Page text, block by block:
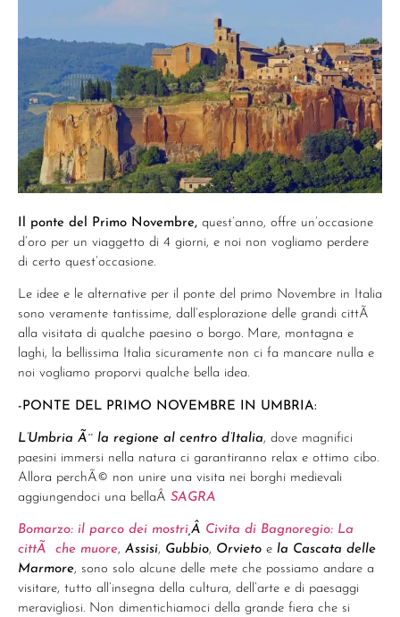
Il ponte del Primo Novembre, quest’anno, offre un’occasione
d’oro per un viaggetto di 4 giorni, e noi non vogliamo perdere
di certo quest’occasione.
Le idee e le alternative per il ponte del primo Novembre in Italia
sono veramente tantissime, dall’esplorazione delle grandi cittÃ
alla visitata di qualche paesino o borgo. Mare, montagna e
laghi, la bellissima Italia sicuramente non ci fa mancare nulla e
noi vogliamo proporvi qualche bella idea.
-PONTE DEL PRIMO NOVEMBRE IN UMBRIA:
L’Umbria Ã¨ la regione al centro d’Italia, dove magnifici
paesini immersi nella natura ci garantiranno relax e ottimo cibo.
Allora perchÃ© non unire una visita nei borghi medievali
aggiungendoci una bellaÂ SAGRA
Bomarzo: il parco dei mostri,Â Civita di Bagnoregio: La
cittÃ che muore, Assisi, Gubbio, Orvieto e la Cascata delle
Marmore, sono solo alcune delle mete che possiamo andare a
visitare, tutto all’insegna della cultura, dell’arte e di paesaggi
meravigliosi. Non dimentichiamoci della grande fiera che si